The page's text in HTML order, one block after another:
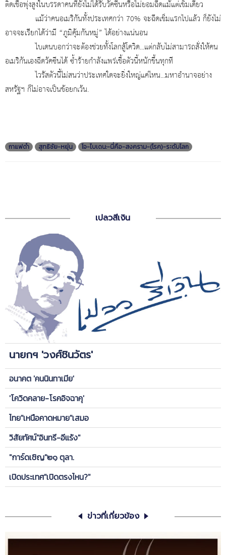
ติดเชื้อพุ่งสูงในบรรดาคนที่ยังไม่ได้รับวัคซีนหรือไม่ยอมฉีดแม้แต่เข็มเดียว
แม้ว่าคนอเมริกันทั้งประเทศกว่า 70% จะฉีดเข็มแรกไปแล้ว ก็ยังไม่
อาจจะเรียกได้ว่ามี “ภูมิคุ้มกันหมู่” ได้อย่างแน่นอน
ไบเดนบอกว่าจะต้องช่วยทั้งโลกสู้โควิด...แต่กลับไม่สามารถสั่งให้คน
อเมริกันเองฉีดวัคซีนได้ ซ้ำร้ายกำลังแพร่เชื้อตัวนี้หนักขึ้นทุกที
ไวรัสตัวนี้ไม่สนว่าประเทศใดจะยิ่งใหญ่แค่ไหน...มหาอำนาจอย่าง
สหรัฐฯ ก็ไม่อาจเป็นข้อยกเว้น.
กาแฟดำ สุทธิชัย-หยุ่น โจ-ไบเดน:-นี่คือ-สงคราม-(โรค)-ระดับโลก
เปลวสีเงิน
นายกฯ 'วงศ์ชินวัตร'
อนาคต 'คนนินทาเมีย'
'โควิดคลาย-โรคอิจฉาคุ'
ไทย"เหนือคาดหมาย"เสมอ
วิสัยทัศน์"อินทรี-อีแร้ง"
"การ์ดเชิญ"๒๑ ตุลา.
เปิดประเทศ"เปิดตรงไหน?"
ข่าวที่เกี่ยวข้อง